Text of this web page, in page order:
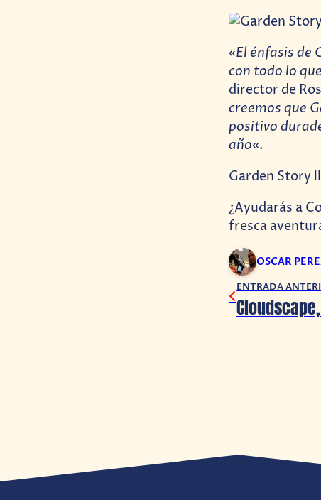
«El énfasis de
con todo lo
director de
creemos que
positivo
año«.
Garden Story
¿Ayudarás a
fresca
OSCAR
ENTRADA